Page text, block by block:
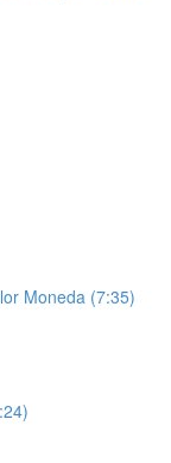
Moneda (7:35)